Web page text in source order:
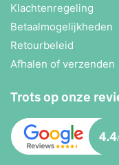
Klachtenregeling
Betaalmogelijkheden
Retourbeleid
Afhalen of verzenden
Trots op onze